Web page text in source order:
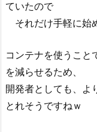
ていたので
それだけ手軽に始
コンテナを使うこと
を減らせるため、
開発者としても、よ
とれそうですねｗ